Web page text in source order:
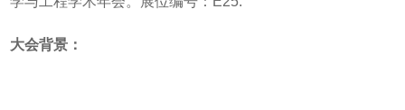
大会背景：